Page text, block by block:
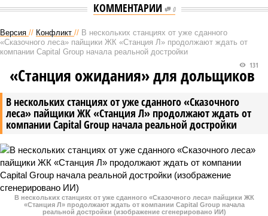
КОММЕНТАРИИ 0
Версия // Конфликт // В нескольких станциях от уже сданного
«Сказочного леса» пайщики ЖК «Станция Л» продолжают ждать от
компании Capital Group начала реальной достройки
В нескольких станциях от уже сданного «Сказочного
леса» пайщики ЖК «Станция Л» продолжают ждать от
компании Capital Group начала реальной достройки
131
«Станция ожидания» для дольщиков
В нескольких станциях от уже сданного «Сказочного леса» пайщики ЖК
«Станция Л» продолжают ждать от компании Capital Group начала
реальной достройки (изображение сгенерировано ИИ)